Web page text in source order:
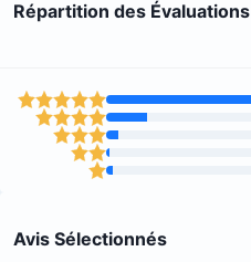
Répartition des Évaluations
Avis Sélectionnés